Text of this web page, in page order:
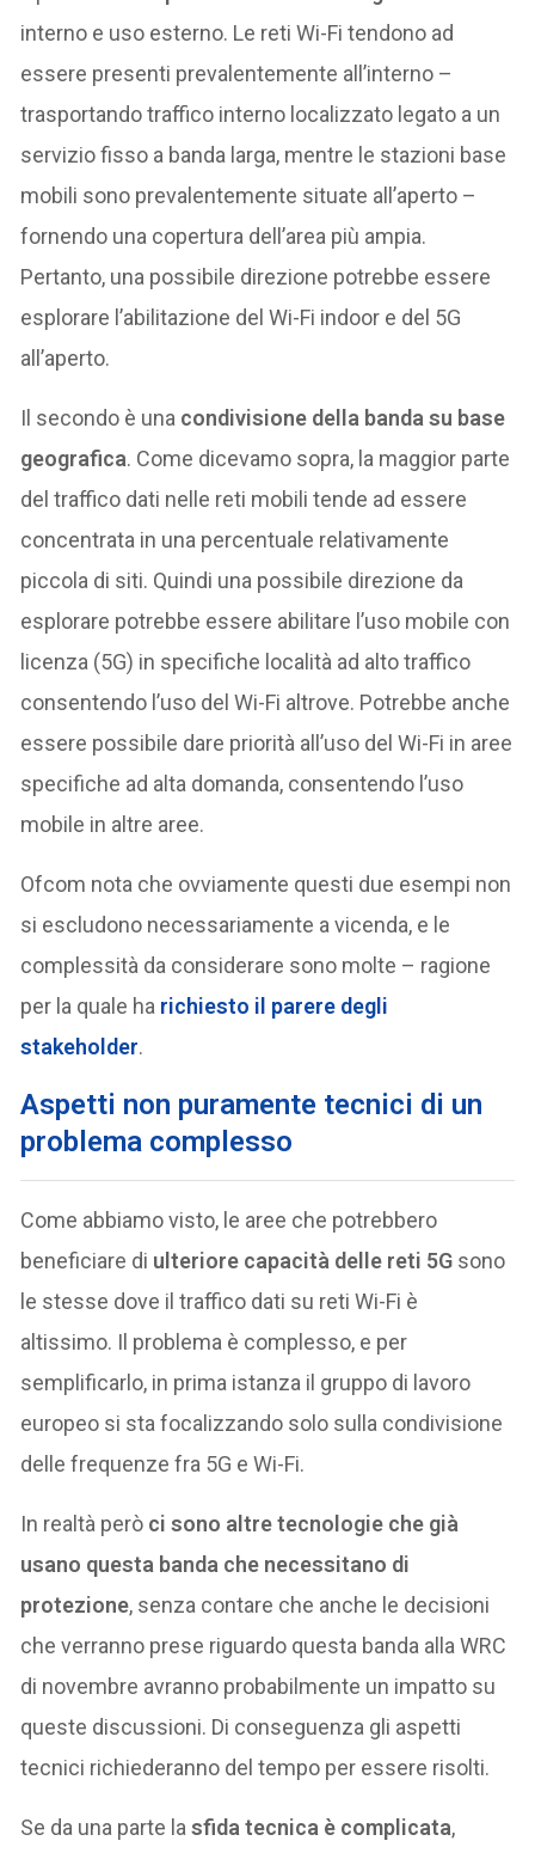
interno e uso esterno. Le reti Wi-Fi tendono ad
essere presenti prevalentemente all’interno –
trasportando traffico interno localizzato legato a un
servizio fisso a banda larga, mentre le stazioni base
mobili sono prevalentemente situate all’aperto –
fornendo una copertura dell’area più ampia.
Pertanto, una possibile direzione potrebbe essere
esplorare l’abilitazione del Wi-Fi indoor e del 5G
all’aperto.
Il secondo è una condivisione della banda su base
geografica. Come dicevamo sopra, la maggior parte
del traffico dati nelle reti mobili tende ad essere
concentrata in una percentuale relativamente
piccola di siti. Quindi una possibile direzione da
esplorare potrebbe essere abilitare l’uso mobile con
licenza (5G) in specifiche località ad alto traffico
consentendo l’uso del Wi-Fi altrove. Potrebbe anche
essere possibile dare priorità all’uso del Wi-Fi in aree
specifiche ad alta domanda, consentendo l’uso
mobile in altre aree.
Ofcom nota che ovviamente questi due esempi non
si escludono necessariamente a vicenda, e le
complessità da considerare sono molte – ragione
per la quale ha richiesto il parere degli
stakeholder.
Aspetti non puramente tecnici di un
problema complesso
Come abbiamo visto, le aree che potrebbero
beneficiare di ulteriore capacità delle reti 5G sono
le stesse dove il traffico dati su reti Wi-Fi è
altissimo. Il problema è complesso, e per
semplificarlo, in prima istanza il gruppo di lavoro
europeo si sta focalizzando solo sulla condivisione
delle frequenze fra 5G e Wi-Fi.
In realtà però ci sono altre tecnologie che già
usano questa banda che necessitano di
protezione, senza contare che anche le decisioni
che verranno prese riguardo questa banda alla WRC
di novembre avranno probabilmente un impatto su
queste discussioni. Di conseguenza gli aspetti
tecnici richiederanno del tempo per essere risolti.
Se da una parte lasfida tecnica è complicata,